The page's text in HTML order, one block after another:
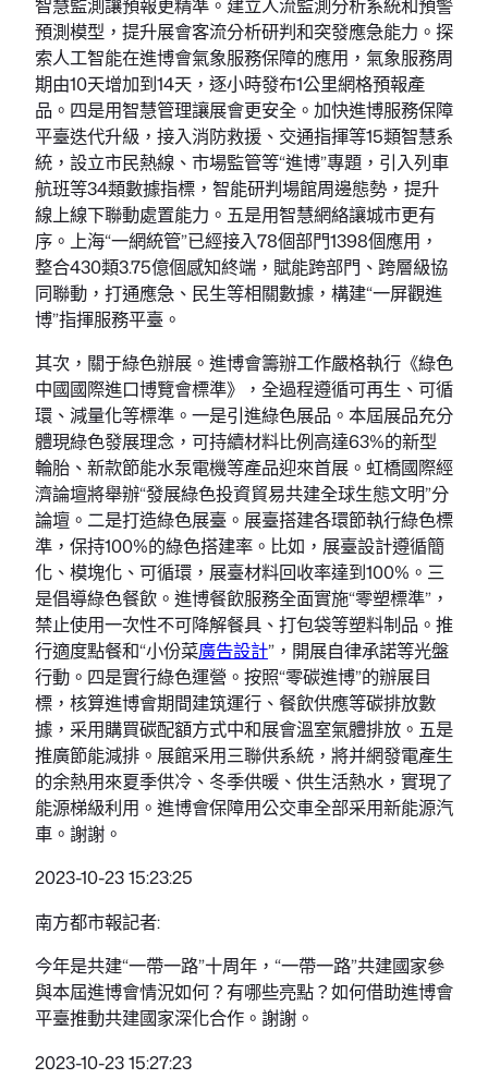
預測模型，提升展會客流分析研判和突發應急能力。探
索人工智能在進博會氣象服務保障的應用，氣象服務周
期由10天增加到14天，逐小時發布1公里網格預報產
品。四是用智慧管理讓展會更安全。加快進博服務保障
平臺迭代升級，接入消防救援、交通指揮等15類智慧系
統，設立市民熱線、市場監管等“進博”專題，引入列車
航班等34類數據指標，智能研判場館周邊態勢，提升
線上線下聯動處置能力。五是用智慧網絡讓城市更有
序。上海“一網統管”已經接入78個部門1398個應用，
整合430類3.75億個感知終端，賦能跨部門、跨層級協
同聯動，打通應急、民生等相關數據，構建“一屏觀進
博”指揮服務平臺。
其次，關于綠色辦展。進博會籌辦工作嚴格執行《綠色
中國國際進口博覽會標準》，全過程遵循可再生、可循
環、減量化等標準。一是引進綠色展品。本屆展品充分
體現綠色發展理念，可持續材料比例高達63%的新型
輪胎、新款節能水泵電機等產品迎來首展。虹橋國際經
濟論壇將舉辦“發展綠色投資貿易共建全球生態文明”分
論壇。二是打造綠色展臺。展臺搭建各環節執行綠色標
準，保持100%的綠色搭建率。比如，展臺設計遵循簡
化、模塊化、可循環，展臺材料回收率達到100%。三
是倡導綠色餐飲。進博餐飲服務全面實施“零塑標準”，
禁止使用一次性不可降解餐具、打包袋等塑料制品。推
行適度點餐和“小份菜廣告設計”，開展自律承諾等光盤
行動。四是實行綠色運營。按照“零碳進博”的辦展目
標，核算進博會期間建筑運行、餐飲供應等碳排放數
據，采用購買碳配額方式中和展會溫室氣體排放。五是
推廣節能減排。展館采用三聯供系統，將并網發電產生
的余熱用來夏季供冷、冬季供暖、供生活熱水，實現了
能源梯級利用。進博會保障用公交車全部采用新能源汽
車。謝謝。
2023-10-23 15:23:25
南方都市報記者:
今年是共建“一帶一路”十周年，“一帶一路”共建國家參
與本屆進博會情況如何？有哪些亮點？如何借助進博會
平臺推動共建國家深化合作。謝謝。
2023-10-23 15:27:23